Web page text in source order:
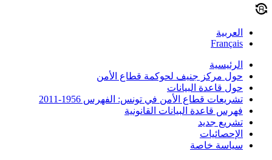
العربية
Français
الرئيسية
حول مركز جنيف لحوكمة قطاع الأمن
حول قاعدة البيانات
تشريعات قطاع الأمن في تونس: الفهرس 1956-2011
فهرس قاعدة البيانات القانونية
تشريع جديد
الإحصائيات
سياسة خاصة